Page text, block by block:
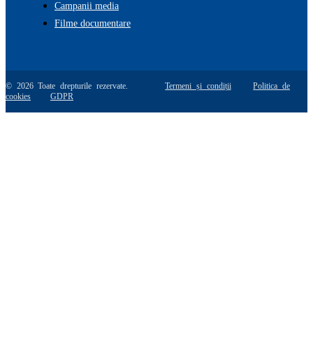
Campanii media
Filme documentare
© 2026 Toate drepturile rezervate.Termeni și condiții
Politica de
cookies
GDPR